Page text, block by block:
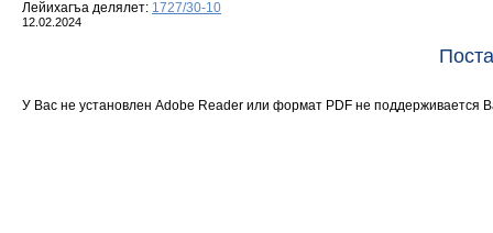
Лейихагъа делялет: 1727/30-10
12.02.2024
У Вас не установлен Adobe Reader или формат PDF не поддерживается